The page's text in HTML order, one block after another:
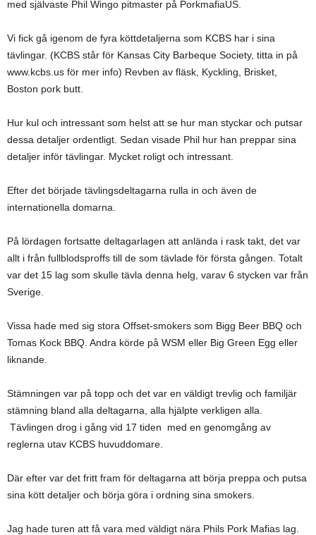
med självaste Phil Wingo pitmaster på PorkmafiaUS.
Vi fick gå igenom de fyra köttdetaljerna som KCBS har i sina
tävlingar. (KCBS står för Kansas City Barbeque Society, titta in på
www.kcbs.us för mer info) Revben av fläsk, Kyckling, Brisket,
Boston pork butt.
Hur kul och intressant som helst att se hur man styckar och putsar
dessa detaljer ordentligt. Sedan visade Phil hur han preppar sina
detaljer inför tävlingar. Mycket roligt och intressant.
Efter det började tävlingsdeltagarna rulla in och även de
internationella domarna.
På lördagen fortsatte deltagarlagen att anlända i rask takt, det var
allt i från fullblodsproffs till de som tävlade för första gången. Totalt
var det 15 lag som skulle tävla denna helg, varav 6 stycken var från
Sverige.
Vissa hade med sig stora Offset-smokers som Bigg Beer BBQ och
Tomas Kock BBQ. Andra körde på WSM eller Big Green Egg eller
liknande.
Stämningen var på topp och det var en väldigt trevlig och familjär
stämning bland alla deltagarna, alla hjälpte verkligen alla.
Tävlingen drog i gång vid 17 tiden med en genomgång av
reglerna utav KCBS huvuddomare.
Där efter var det fritt fram för deltagarna att börja preppa och putsa
sina kött detaljer och börja göra i ordning sina smokers.
Jag hade turen att få vara med väldigt nära Phils Pork Mafias lag.